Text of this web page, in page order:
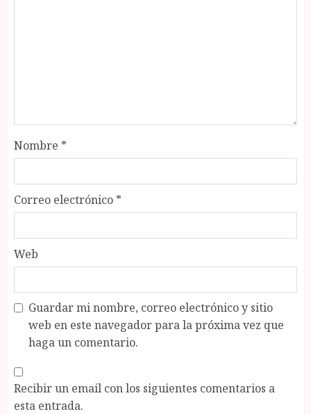
Nombre *
Correo electrónico *
Web
Guardar mi nombre, correo electrónico y sitio
web en este navegador para la próxima vez que
haga un comentario.
Recibir un email con los siguientes comentarios a
esta entrada.